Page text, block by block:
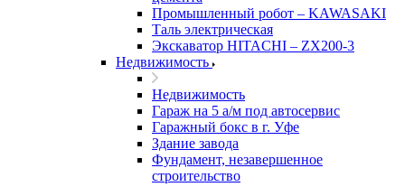
Промышленный робот – KAWASAKI
Таль электрическая
Экскаватор HITACHI – ZX200-3
Недвижимость
Недвижимость
Гараж на 5 а/м под автосервис
Гаражный бокс в г. Уфе
Здание завода
Фундамент, незавершенное
строительство